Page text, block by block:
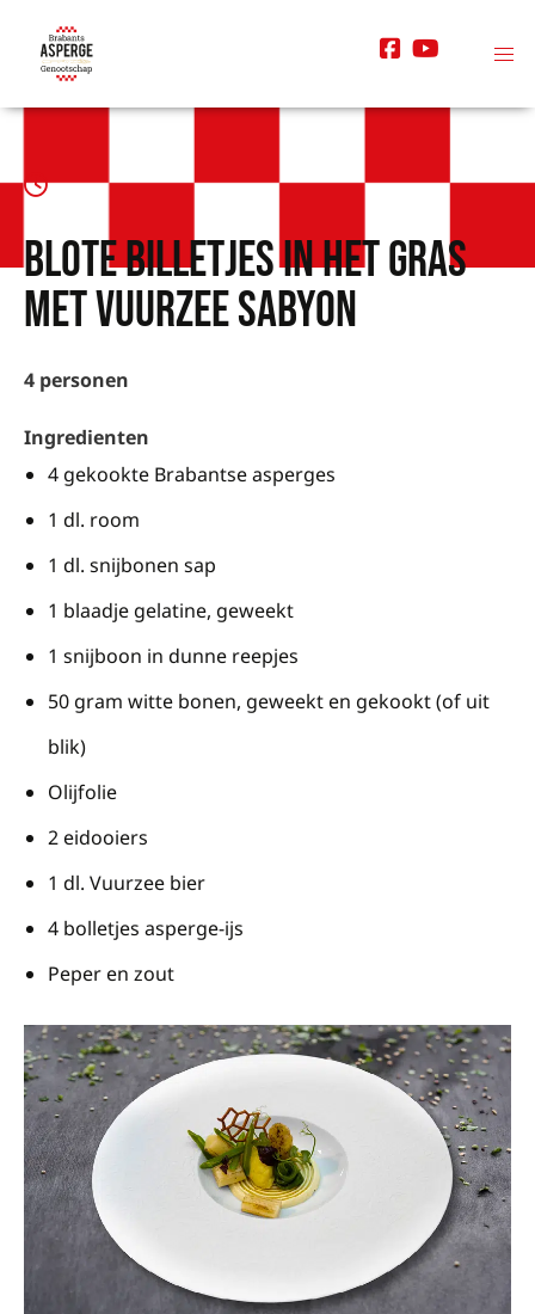
Blote billetjes in het gras
met vuurzee sabyon
4 personen
Ingredienten
4 gekookte Brabantse asperges
1 dl. room
1 dl. snijbonen sap
1 blaadje gelatine, geweekt
1 snijboon in dunne reepjes
50 gram witte bonen, geweekt en gekookt (of uit
blik)
Olijfolie
2 eidooiers
1 dl. Vuurzee bier
4 bolletjes asperge-ijs
Peper en zout